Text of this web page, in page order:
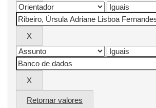
Retornar valores